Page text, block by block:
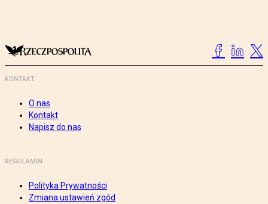
KONTAKT
O nas
Kontakt
Napisz do nas
REGULAMIN
Polityka Prywatności
Zmiana ustawień zgód